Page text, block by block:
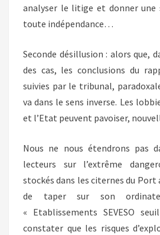
analyser le litige et donner
toute indépendance…
Seconde désillusion : alors que,
des cas, les conclusions du
suivies par le tribunal,
va dans le sens inverse. Les
et l’Etat peuvent pavoiser,
Nous ne nous étendrons pas
lecteurs sur l’extrême
stockés dans les citernes du
de taper sur son
« Etablissements SEVESO
constater que les risques